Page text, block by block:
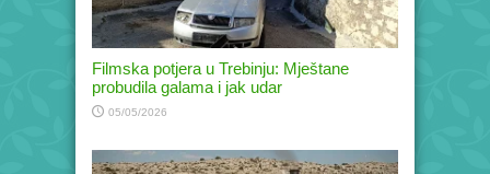
Filmska potjera u Trebinju: Mještane
probudila galama i jak udar
05/05/2026